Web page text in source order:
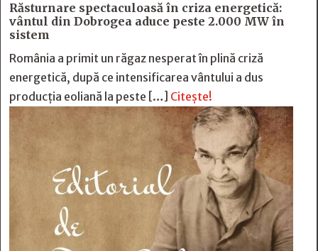
Răsturnare spectaculoasă în criza energetică:
vântul din Dobrogea aduce peste 2.000 MW în
sistem
România a primit un răgaz nesperat în plină criză
energetică, după ce intensificarea vântului a dus
producția eoliană la peste […] Citește!